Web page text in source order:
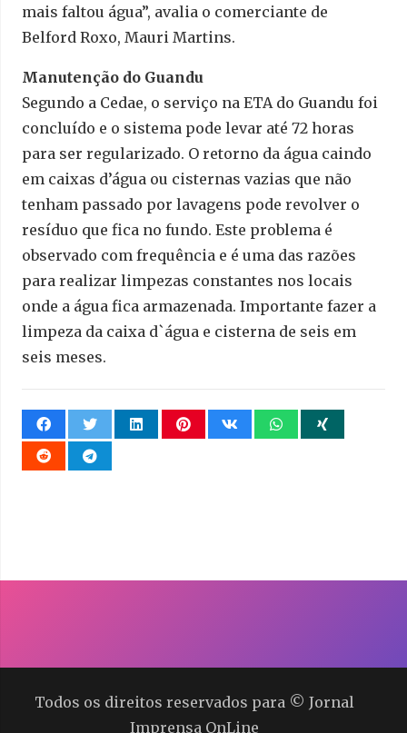
mais faltou água”, avalia o comerciante de
Belford Roxo, Mauri Martins.
Manutenção do Guandu
Segundo a Cedae, o serviço na ETA do Guandu foi
concluído e o sistema pode levar até 72 horas
para ser regularizado. O retorno da água caindo
em caixas d’água ou cisternas vazias que não
tenham passado por lavagens pode revolver o
resíduo que fica no fundo. Este problema é
observado com frequência e é uma das razões
para realizar limpezas constantes nos locais
onde a água fica armazenada. Importante fazer a
limpeza da caixa d`água e cisterna de seis em
seis meses.
Todos os direitos reservados para © Jornal
Imprensa OnLine